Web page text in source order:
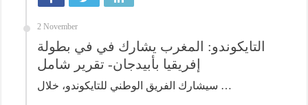
2 November
التايكوندو: المغرب يشارك في في بطولة
إفريقيا بأبيدجان- تقرير شامل
سيشارك الفريق الوطني للتايكوندو، خلال …